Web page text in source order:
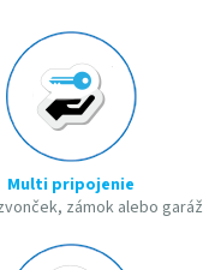
Multi pripojenie
zámok alebo